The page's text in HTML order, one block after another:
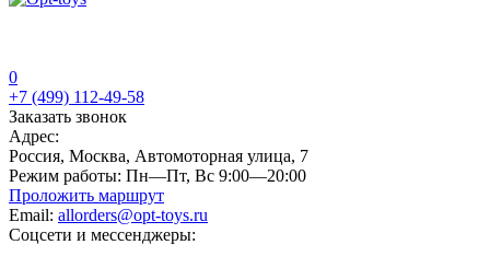
0
+7 (499) 112-49-58
Заказать звонок
Адрес:
Россия, Москва, Автомоторная улица, 7
Режим работы: Пн—Пт, Вс 9:00—20:00
Проложить маршрут
Email: allorders@opt-toys.ru
Соцсети и мессенджеры: